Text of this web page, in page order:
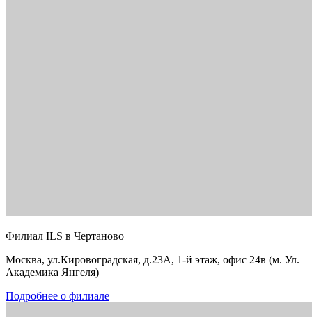
Филиал ILS в Чертаново
Москва, ул.Кировоградская, д.23А, 1-й этаж, офис 24в (м. Ул.
Академика Янгеля)
Подробнее о филиале